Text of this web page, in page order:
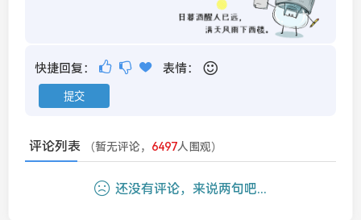
快捷回复： 表情：
评论列表 （暂无评论， 6497人围观）
还没有评论，来说两句吧...